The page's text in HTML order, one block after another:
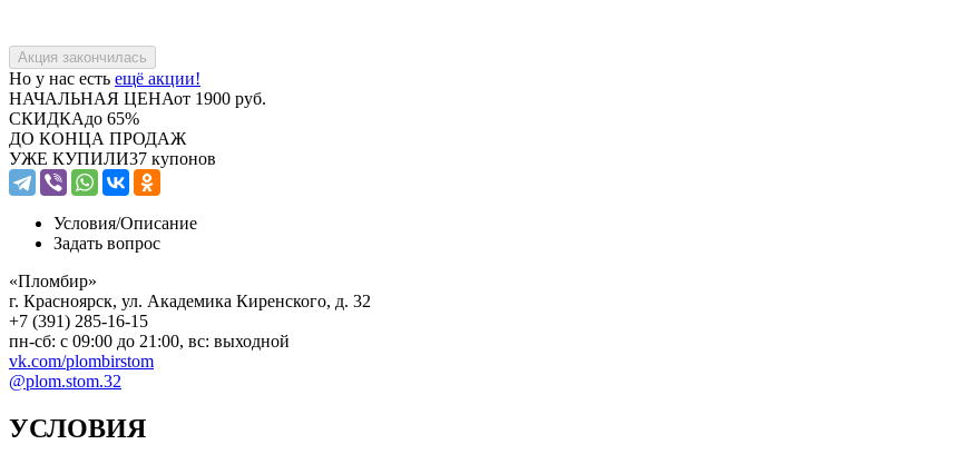
Но у нас есть ещё акции!
НАЧАЛЬНАЯ ЦЕНАот 1900 руб.
СКИДКАдо 65%
ДО КОНЦА ПРОДАЖ
УЖЕ КУПИЛИ37 купонов
Условия/Описание
Задать вопрос
«Пломбир»
г. Красноярск, ул. Академика Киренского, д. 32
+7 (391) 285-16-15
пн-сб: с 09:00 до 21:00, вс: выходной
vk.com/plombirstom
@plom.stom.32
УСЛОВИЯ